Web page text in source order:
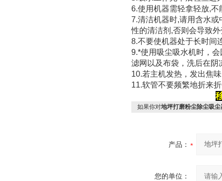
6.使用机器需轻拿轻放,不
7.清洁机器时,请用含水
性的清洁剂,否则会导致
8.不要使机器处于长时间
9.*使用吸尘吸水机时，
滤网以及布袋，洗后在阴
10.若主机发热，发出焦
11.软管不要频繁地折来
如果你对地坪打磨粉尘除尘吸尘
产品：
您的单位：